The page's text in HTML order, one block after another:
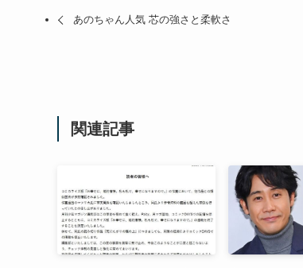
あのちゃん人気 芯の強さと柔軟さ
関連記事